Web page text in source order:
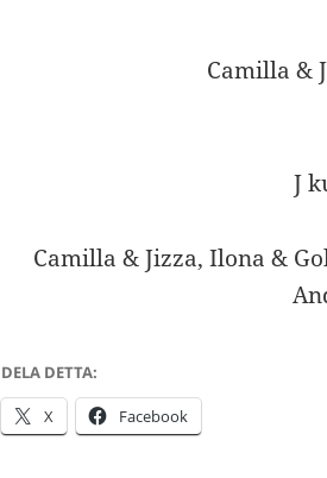
Camilla &
J
Camilla & Jizza, Ilona &
DELA DETTA:
X Facebook